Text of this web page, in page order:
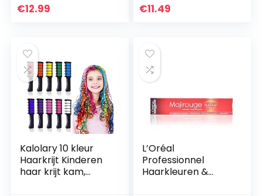
look
€12.99 €11.49
Kalolary 10 kleur
Haarkrijt Kinderen
haar krijt kam,
L’Oréal
Professionnel
Haarkleuren &